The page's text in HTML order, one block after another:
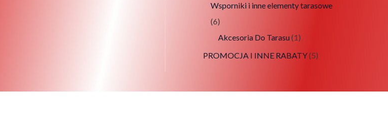
Wsporniki i inne elementy tarasowe
6
Akcesoria Do Tarasu 1
PROMOCJA I INNE RABATY 5